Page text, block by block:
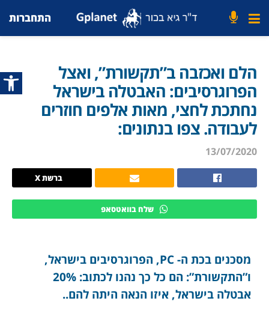
פתח
התחברות
הלם ואכזבה ב”תקשורת”, ואצל
הפרוגרסיבים: האבטלה בישראל
נחתכת לחצי, מאות אלפים חוזרים
לעבודה. צפו בנתונים:
13/07/2020
ברשת X
שלח בוואטסאפ
מסכנים בכת ה- PC, הפרוגרסיבים בישראל,
ו”התקשורת”: הם כל כך נהנו לכתוב: 20%
אבטלה בישראל, איזו הנאה היתה להם..